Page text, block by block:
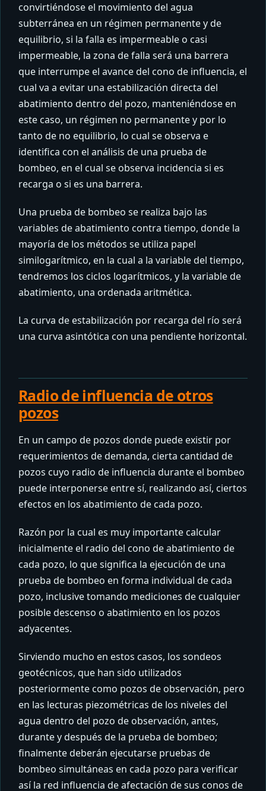
convirtiéndose el movimiento del agua
subterránea en un régimen permanente y de
equilibrio, si la falla es impermeable o casi
impermeable, la zona de falla será una barrera
que interrumpe el avance del cono de influencia, el
cual va a evitar una estabilización directa del
abatimiento dentro del pozo, manteniéndose en
este caso, un régimen no permanente y por lo
tanto de no equilibrio, lo cual se observa e
identifica con el análisis de una prueba de
bombeo, en el cual se observa incidencia si es
recarga o si es una barrera.
Una prueba de bombeo se realiza bajo las
variables de abatimiento contra tiempo, donde la
mayoría de los métodos se utiliza papel
similogarítmico, en la cual a la variable del tiempo,
tendremos los ciclos logarítmicos, y la variable de
abatimiento, una ordenada aritmética.
La curva de estabilización por recarga del río será
una curva asintótica con una pendiente horizontal.
Radio de influencia de otros
pozos
En un campo de pozos donde puede existir por
requerimientos de demanda, cierta cantidad de
pozos cuyo radio de influencia durante el bombeo
puede interponerse entre sí, realizando así, ciertos
efectos en los abatimiento de cada pozo.
Razón por la cual es muy importante calcular
inicialmente el radio del cono de abatimiento de
cada pozo, lo que significa la ejecución de una
prueba de bombeo en forma individual de cada
pozo, inclusive tomando mediciones de cualquier
posible descenso o abatimiento en los pozos
adyacentes.
Sirviendo mucho en estos casos, los sondeos
geotécnicos, que han sido utilizados
posteriormente como pozos de observación, pero
en las lecturas piezométricas de los niveles del
agua dentro del pozo de observación, antes,
durante y después de la prueba de bombeo;
finalmente deberán ejecutarse pruebas de
bombeo simultáneas en cada pozo para verificar
así la red influencia de afectación de sus conos de